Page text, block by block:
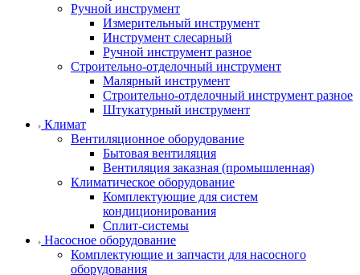
Ручной инструмент
Измерительный инструмент
Инструмент слесарный
Ручной инструмент разное
Строительно-отделочный инструмент
Малярный инструмент
Строительно-отделочный инструмент разное
Штукатурный инструмент
Климат
Вентиляционное оборудование
Бытовая вентиляция
Вентиляция заказная (промышленная)
Климатическое оборудование
Комплектующие для систем
кондиционирования
Сплит-системы
Насосное оборудование
Комплектующие и запчасти для насосного
оборудования